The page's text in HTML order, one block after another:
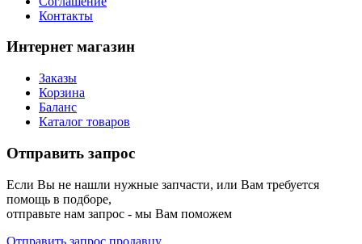
Контакты
Интернет магазин
Заказы
Корзина
Баланс
Каталог товаров
Отправить запрос
Если Вы не нашли нужные запчасти, или Вам требуется
помощь в подборе,
отправьте нам запрос - мы Вам поможем
Отправить запрос продавцу